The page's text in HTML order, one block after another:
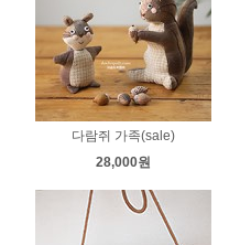
다람쥐 가족(sale)
28,000원